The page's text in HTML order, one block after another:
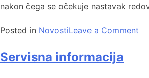
nakon čega se očekuje nastavak
Posted in NovostiLeave a Comment
Servisna informacija